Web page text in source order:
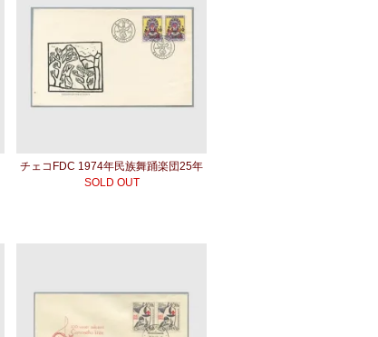
チェコFDC 1974年民族舞踊楽団25年
SOLD OUT